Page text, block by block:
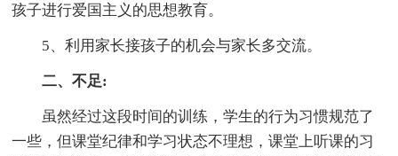
孩子进行爱国主义的思想教育。
5、利用家长接孩子的机会与家长多交流。
二、不足:
虽然经过这段时间的训练，学生的行为习惯规范了
一些，但课堂纪律和学习状态不理想，课堂上听课的习